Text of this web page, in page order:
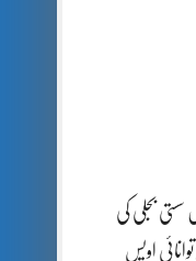
بجلی کی
اویس